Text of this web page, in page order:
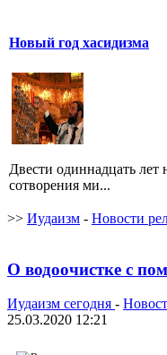
Новый год хасидизма
Двести одиннадцать лет
сотворения ми...
>> Иудаизм - Новости
О водоочистке с
Иудаизм сегодня -
25.03.2020 12:21